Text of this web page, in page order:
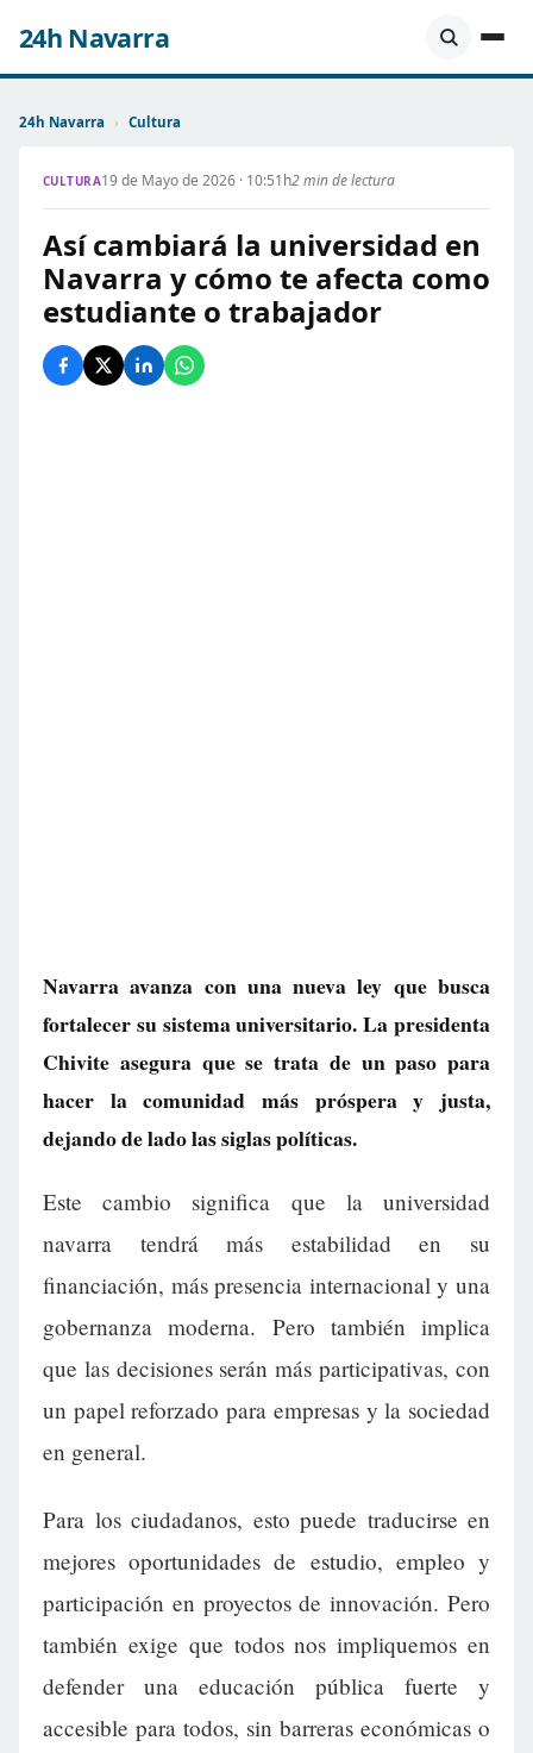
24h Navarra
24h Navarra › Cultura
CULTURA19 de Mayo de 2026 · 10:51h2 min de lectura
Así cambiará la universidad en
Navarra y cómo te afecta como
estudiante o trabajador
Navarra avanza con una nueva ley que busca
fortalecer su sistema universitario. La presidenta
Chivite asegura que se trata de un paso para
hacer la comunidad más próspera y justa,
dejando de lado las siglas políticas.
Este cambio significa que la universidad
navarra tendrá más estabilidad en su
financiación, más presencia internacional y una
gobernanza moderna. Pero también implica
que las decisiones serán más participativas, con
un papel reforzado para empresas y la sociedad
en general.
Para los ciudadanos, esto puede traducirse en
mejores oportunidades de estudio, empleo y
participación en proyectos de innovación. Pero
también exige que todos nos impliquemos en
defender una educación pública fuerte y
accesible para todos, sin barreras económicas o